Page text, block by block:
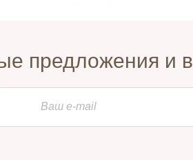
предложения и